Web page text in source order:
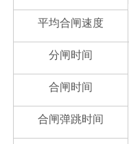
平均合闸速度
分闸时间
合闸时间
合闸弹跳时间